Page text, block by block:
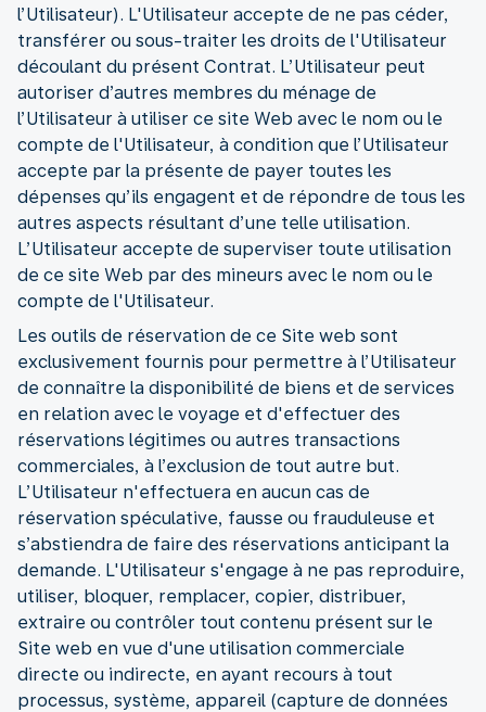
l’Utilisateur). L'Utilisateur accepte de ne pas céder,
transférer ou sous-traiter les droits de l'Utilisateur
découlant du présent Contrat. L’Utilisateur peut
autoriser d’autres membres du ménage de
l’Utilisateur à utiliser ce site Web avec le nom ou le
compte de l'Utilisateur, à condition que l’Utilisateur
accepte par la présente de payer toutes les
dépenses qu’ils engagent et de répondre de tous les
autres aspects résultant d’une telle utilisation.
L’Utilisateur accepte de superviser toute utilisation
de ce site Web par des mineurs avec le nom ou le
compte de l'Utilisateur.
Les outils de réservation de ce Site web sont
exclusivement fournis pour permettre à l’Utilisateur
de connaître la disponibilité de biens et de services
en relation avec le voyage et d'effectuer des
réservations légitimes ou autres transactions
commerciales, à l’exclusion de tout autre but.
L’Utilisateur n'effectuera en aucun cas de
réservation spéculative, fausse ou frauduleuse et
s’abstiendra de faire des réservations anticipant la
demande. L'Utilisateur s'engage à ne pas reproduire,
utiliser, bloquer, remplacer, copier, distribuer,
extraire ou contrôler tout contenu présent sur le
Site web en vue d'une utilisation commerciale
directe ou indirecte, en ayant recours à tout
processus, système, appareil (capture de données